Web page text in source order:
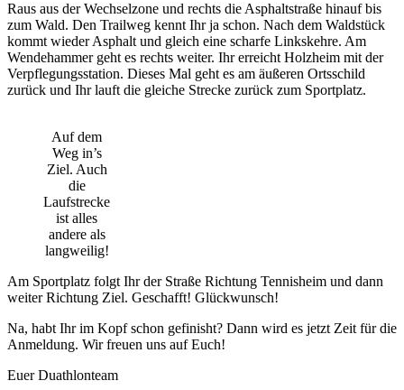
Raus aus der Wechselzone und rechts die Asphaltstraße hinauf bis
zum Wald. Den Trailweg kennt Ihr ja schon. Nach dem Waldstück
kommt wieder Asphalt und gleich eine scharfe Linkskehre. Am
Wendehammer geht es rechts weiter. Ihr erreicht Holzheim mit der
Verpflegungsstation. Dieses Mal geht es am äußeren Ortsschild
zurück und Ihr lauft die gleiche Strecke zurück zum Sportplatz.
Auf dem
Weg in’s
Ziel. Auch
die
Laufstrecke
ist alles
andere als
langweilig!
Am Sportplatz folgt Ihr der Straße Richtung Tennisheim und dann
weiter Richtung Ziel. Geschafft! Glückwunsch!
Na, habt Ihr im Kopf schon gefinisht? Dann wird es jetzt Zeit für die
Anmeldung. Wir freuen uns auf Euch!
Euer Duathlonteam